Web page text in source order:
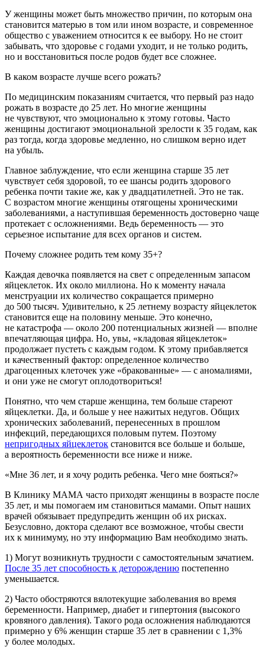
У женщины может быть множество причин, по которым она
становится матерью в том или ином возрасте, и современное
общество с уважением относится к ее выбору. Но не стоит
забывать, что здоровье с годами уходит, и не только родить,
но и восстановиться после родов будет все сложнее.
В каком возрасте лучше всего рожать?
По медицинским показаниям считается, что первый раз надо
рожать в возрасте до 25 лет. Но многие женщины
не чувствуют, что эмоционально к этому готовы. Часто
женщины достигают эмоциональной зрелости к 35 годам, как
раз тогда, когда здоровье медленно, но слишком верно идет
на убыль.
Главное заблуждение, что если женщина старше 35 лет
чувствует себя здоровой, то ее шансы родить здорового
ребенка почти такие же, как у двадцатилетней. Это не так.
С возрастом многие женщины отягощены хроническими
заболеваниями, а наступившая беременность достоверно чаще
протекает с осложнениями. Ведь беременность — это
серьезное испытание для всех органов и систем.
Почему сложнее родить тем кому 35+?
Каждая девочка появляется на свет с определенным запасом
яйцеклеток. Их около миллиона. Но к моменту начала
менструации их количество сокращается примерно
до 500 тысяч. Удивительно, к 25 летнему возрасту яйцеклеток
становится еще на половину меньше. Это конечно,
не катастрофа — около 200 потенциальных жизней — вполне
впечатляющая цифра. Но, увы, «кладовая яйцеклеток»
продолжает пустеть с каждым годом. К этому прибавляется
и качественный фактор: определенное количество
драгоценных клеточек уже «бракованные» — с аномалиями,
и они уже не смогут оплодотвориться!
Понятно, что чем старше женщина, тем больше стареют
яйцеклетки. Да, и больше у нее нажитых недугов. Общих
хронических заболеваний, перенесенных в прошлом
инфекций, передающихся половым путем. Поэтому
непригодных яйцеклеток становится все больше и больше,
а вероятность беременности все ниже и ниже.
«Мне 36 лет, и я хочу родить ребенка. Чего мне бояться?»
В Клинику МАМА часто приходят женщины в возрасте после
35 лет, и мы помогаем им становиться мамами. Опыт наших
врачей обязывает предупредить женщин об их рисках.
Безусловно, доктора сделают все возможное, чтобы свести
их к минимуму, но эту информацию Вам необходимо знать.
1) Могут возникнуть трудности с самостоятельным зачатием.
После 35 лет способность к деторождению постепенно
уменьшается.
2) Часто обостряются вялотекущие заболевания во время
беременности. Например, диабет и гипертония (высокого
кровяного давления). Такого рода осложнения наблюдаются
примерно у 6% женщин старше 35 лет в сравнении с 1,3%
у более молодых.